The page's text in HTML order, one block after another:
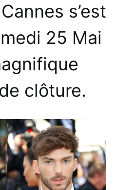
s’est
25 Mai
clôture.